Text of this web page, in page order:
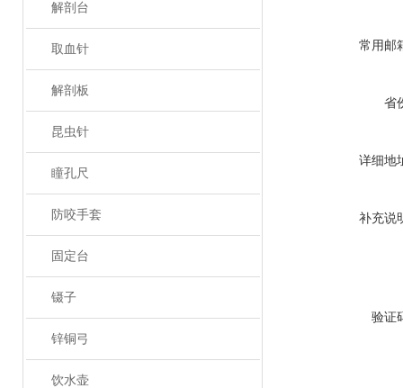
解剖台
取血针
解剖板
昆虫针
瞳孔尺
防咬手套
固定台
镊子
锌铜弓
饮水壶
常用邮
省
详细地
补充说
验证